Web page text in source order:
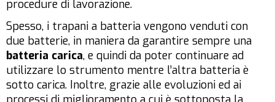
procedure di lavorazione.
Spesso, i trapani a batteria vengono venduti con
due batterie, in maniera da garantire sempre una
batteria carica, e quindi da poter continuare ad
utilizzare lo strumento mentre l’altra batteria è
sotto carica. Inoltre, grazie alle evoluzioni ed ai